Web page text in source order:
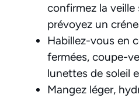
confirmez la
prévoyez un
Habillez-vous en
fermées, coupe-
lunettes de soleil
Mangez léger,